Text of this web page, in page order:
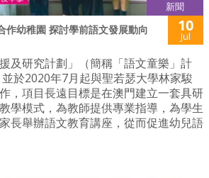
新聞
作幼稚園 探討學前語文發展動向 10
Jul
及研究計劃」（簡稱「語文童樂」計
於2020年7月起與聖若瑟大學林家駿
，項目長遠目標是在澳門建立一套具研
學模式，為教師提供專業指導，為學生
長舉辦語文教育講座，從而促進幼兒語